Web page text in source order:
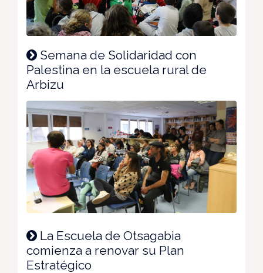
Semana de Solidaridad con
Palestina en la escuela rural de
Arbizu
La Escuela de Otsagabia
comienza a renovar su Plan
Estratégico